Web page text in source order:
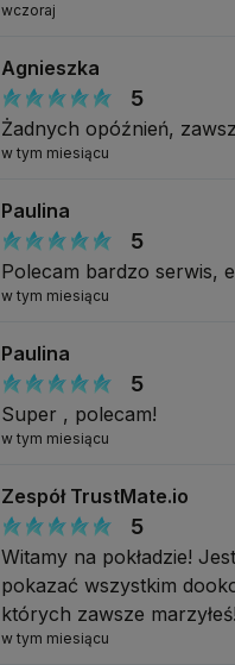
wczoraj
Agnieszka
5
Żadnych opóźnień,
w tym miesiącu
Paulina
5
Polecam bardzo serwis,
w tym miesiącu
Paulina
5
Super , polecam!
w tym miesiącu
Zespół TrustMate.io
5
Witamy na pokładzie!
pokazać wszystkim
których zawsze
w tym miesiącu